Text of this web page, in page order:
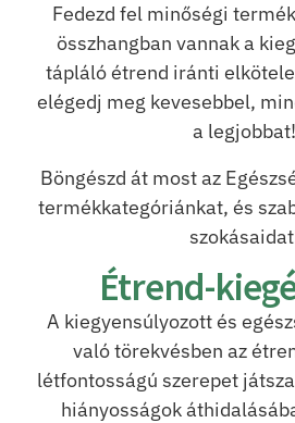
Fedezd fel minőségi
összhangban vannak a
tápláló étrend iránti
elégedj meg kevesebbel,
a legjobbat!
Böngészd át most az
termékkategóriánkat, és
Étrend-
A kiegyensúlyozott és
való törekvésben az
létfontosságú szerepet
hiányosságok